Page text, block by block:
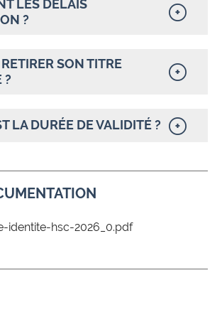
LES DÉLAIS
?
SON TITRE
?
LA DURÉE DE VALIDITÉ ?
identite-hsc-2026_0.pdf